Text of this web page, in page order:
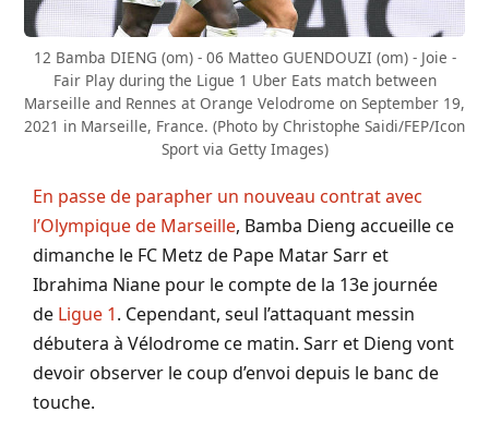
12 Bamba DIENG (om) - 06 Matteo GUENDOUZI (om) - Joie -
Fair Play during the Ligue 1 Uber Eats match between
Marseille and Rennes at Orange Velodrome on September 19,
2021 in Marseille, France. (Photo by Christophe Saidi/FEP/Icon
Sport via Getty Images)
En passe de parapher un nouveau contrat avec
l’Olympique de Marseille, Bamba Dieng accueille ce
dimanche le FC Metz de Pape Matar Sarr et
Ibrahima Niane pour le compte de la 13e journée
de Ligue 1. Cependant, seul l’attaquant messin
débutera à Vélodrome ce matin. Sarr et Dieng vont
devoir observer le coup d’envoi depuis le banc de
touche.